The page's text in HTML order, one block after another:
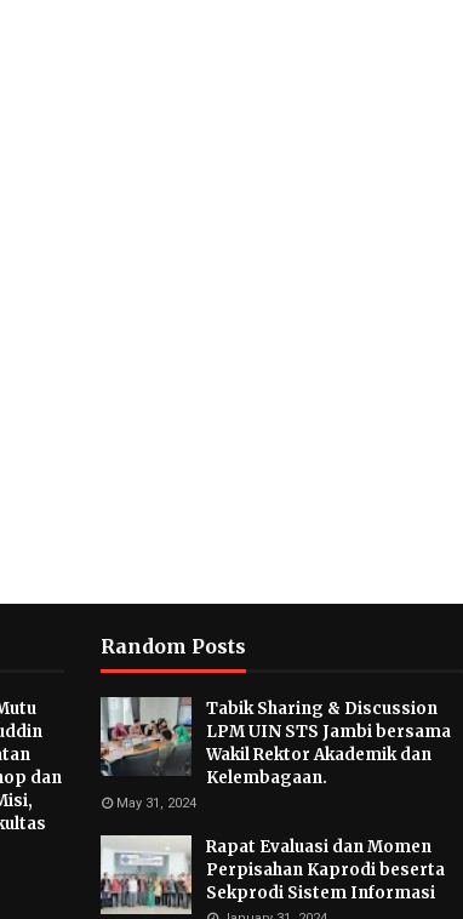
dan
Random Posts
Tabik Sharing & Discussion
LPM UIN STS Jambi bersama
Wakil Rektor Akademik dan
Kelembagaan.
May 31, 2024
Rapat Evaluasi dan Momen
Perpisahan Kaprodi beserta
Sekprodi Sistem Informasi